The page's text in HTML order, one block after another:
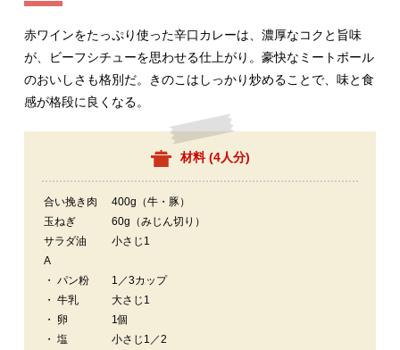
赤ワインをたっぷり使った辛口カレーは、濃厚なコクと旨味
が、ビーフシチューを思わせる仕上がり。豪快なミートボール
のおいしさも格別だ。きのこはしっかり炒めることで、味と食
感が格段に良くなる。
材料 (4人分)
合い挽き肉
400g（牛・豚）
玉ねぎ
60g（みじん切り）
サラダ油
小さじ1
A
・ パン粉
1／3カップ
・ 牛乳
大さじ1
・ 卵
1個
・ 塩
小さじ1／2